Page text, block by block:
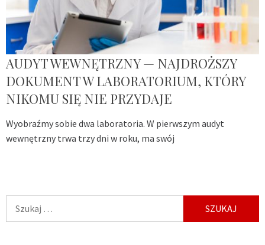
AUDYT WEWNĘTRZNY — NAJDROŻSZY
DOKUMENT W LABORATORIUM, KTÓRY
NIKOMU SIĘ NIE PRZYDAJE
Wyobraźmy sobie dwa laboratoria. W pierwszym audyt
wewnętrzny trwa trzy dni w roku, ma swój